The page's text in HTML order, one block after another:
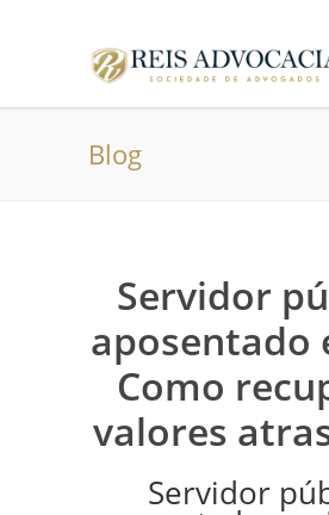
Blog
Servidor
aposentado
Como
valores
Servidor